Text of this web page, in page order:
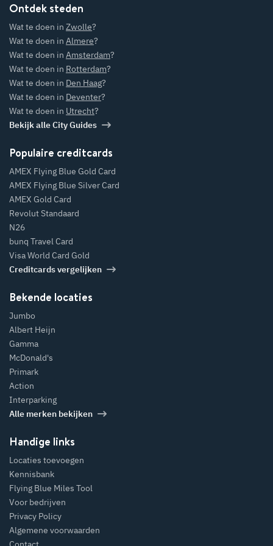
Ontdek steden
Wat te doen in Zwolle?
Wat te doen in Almere?
Wat te doen in Amsterdam?
Wat te doen in Rotterdam?
Wat te doen in Den Haag?
Wat te doen in Deventer?
Wat te doen in Utrecht?
Bekijk alle City Guides
Populaire creditcards
AMEX Flying Blue Gold Card
AMEX Flying Blue Silver Card
AMEX Gold Card
Revolut Standaard
N26
bunq Travel Card
Visa World Card Gold
Creditcards vergelijken
Bekende locaties
Jumbo
Albert Heijn
Gamma
McDonald's
Primark
Action
Interparking
Alle merken bekijken
Handige links
Locaties toevoegen
Kennisbank
Flying Blue Miles Tool
Voor bedrijven
Privacy Policy
Algemene voorwaarden